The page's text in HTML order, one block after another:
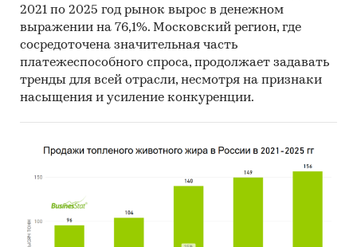
2021 по 2025 год рынок вырос в денежном
выражении на 76,1%. Московский регион, где
сосредоточена значительная часть
платежеспособного спроса, продолжает задавать
тренды для всей отрасли, несмотря на признаки
насыщения и усиление конкуренции.